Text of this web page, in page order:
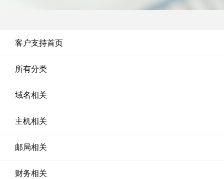
客户支持首页
所有分类
域名相关
主机相关
邮局相关
财务相关